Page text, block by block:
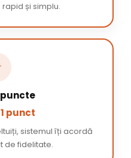
și simplu.
1 punct
sistemul îți acordă
de fidelitate.